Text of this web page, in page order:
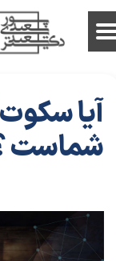
آیا
شماست